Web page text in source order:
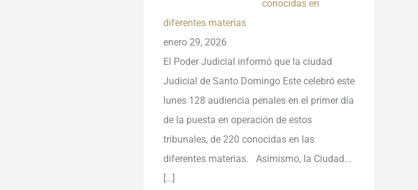
conocidas en
diferentes materias
enero 29, 2026
El Poder Judicial informó que la ciudad
Judicial de Santo Domingo Este celebró este
lunes 128 audiencia penales en el primer día
de la puesta en operación de estos
tribunales, de 220 conocidas en las
diferentes materias. Asimismo, la Ciudad...
[…]